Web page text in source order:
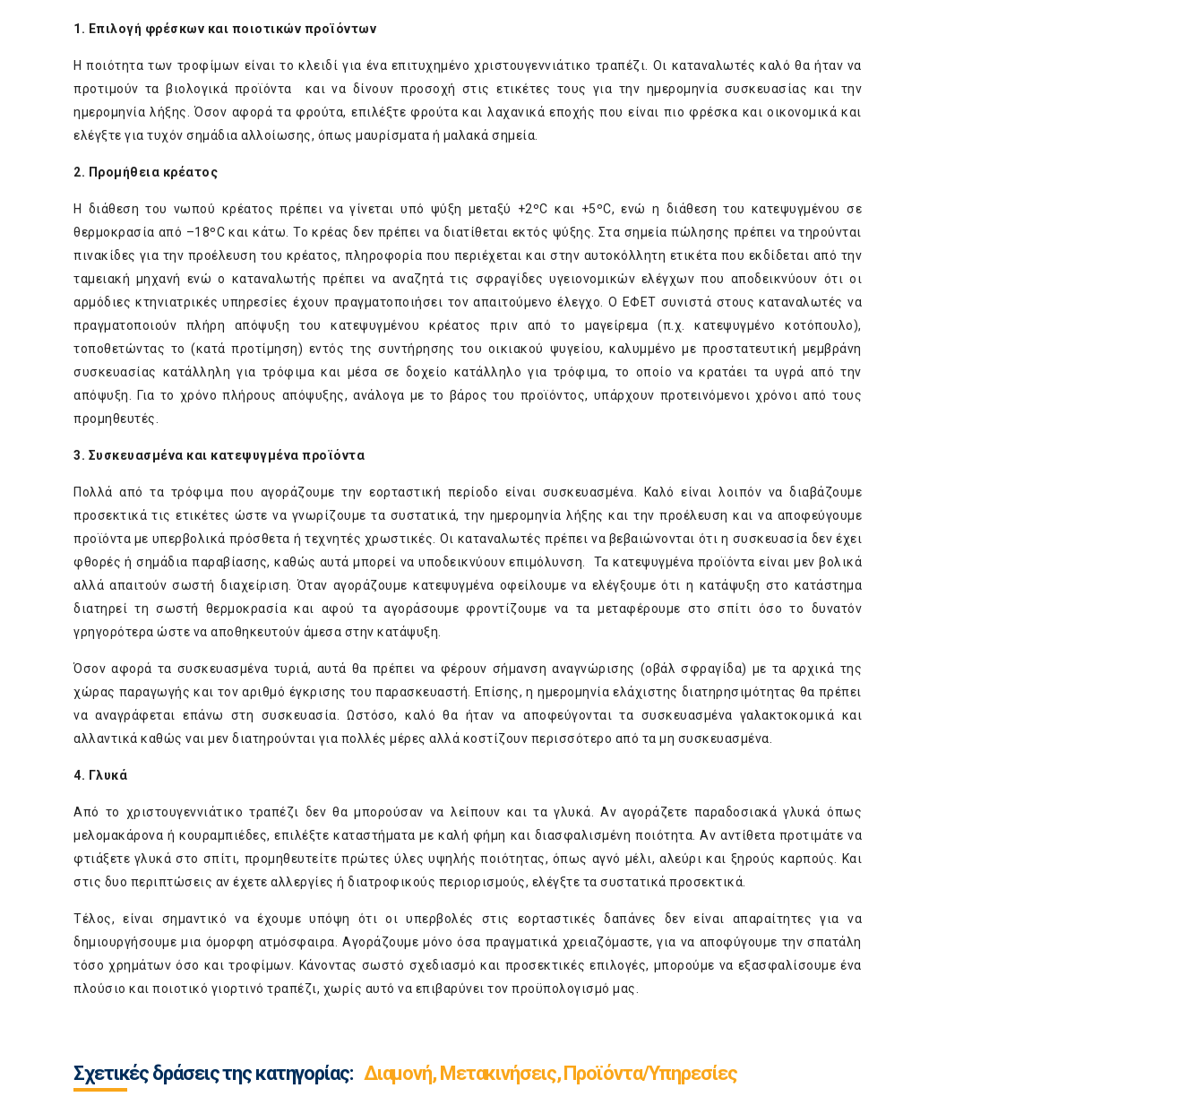
1. Επιλογή φρέσκων και ποιοτικών προϊόντων
Η ποιότητα των τροφίμων είναι το κλειδί για ένα επιτυχημένο χριστουγεννιάτικο τραπέζι. Οι καταναλωτές καλό θα ήταν να
προτιμούν τα βιολογικά προϊόντα και να δίνουν προσοχή στις ετικέτες τους για την ημερομηνία συσκευασίας και την
ημερομηνία λήξης. Όσον αφορά τα φρούτα, επιλέξτε φρούτα και λαχανικά εποχής που είναι πιο φρέσκα και οικονομικά και
ελέγξτε για τυχόν σημάδια αλλοίωσης, όπως μαυρίσματα ή μαλακά σημεία.
2. Π ρομήθεια κρέατος
Η διάθεση του νωπού κρέατος πρέπει να γίνεται υπό ψύξη μεταξύ +2ºC και +5ºC, ενώ η διάθεση του κατεψυγμένου σε
θερμοκρασία από –18ºC και κάτω. Το κρέας δεν πρέπει να διατίθεται εκτός ψύξης. Στα σημεία πώλησης πρέπει να τηρούνται
πινακίδες για την προέλευση του κρέατος, πληροφορία που περιέχεται και στην αυτοκόλλητη ετικέτα που εκδίδεται από την
ταμειακή μηχανή ενώ ο καταναλωτής πρέπει να αναζητά τις σφραγίδες υγειονομικών ελέγχων που αποδεικνύουν ότι οι
αρμόδιες κτηνιατρικές υπηρεσίες έχουν πραγματοποιήσει τον απαιτούμενο έλεγχο. Ο ΕΦΕΤ συνιστά στους καταναλωτές να
πραγματοποιούν πλήρη απόψυξη του κατεψυγμένου κρέατος πριν από το μαγείρεμα (π.χ. κατεψυγμένο κοτόπουλο),
τοποθετώντας το (κατά προτίμηση) εντός της συντήρησης του οικιακού ψυγείου, καλυμμένο με προστατευτική μεμβράνη
συσκευασίας κατάλληλη για τρόφιμα και μέσα σε δοχείο κατάλληλο για τρόφιμα, το οποίο να κρατάει τα υγρά από την
απόψυξη. Για το χρόνο πλήρους απόψυξης, ανάλογα με το βάρος του προϊόντος, υπάρχουν προτεινόμενοι χρόνοι από τους
προμηθευτές.
3. Συσκευασμένα και κατεψυγμένα προϊόντα
Πολλά από τα τρόφιμα που αγοράζουμε την εορταστική περίοδο είναι συσκευασμένα. Καλό είναι λοιπόν να διαβάζουμε
προσεκτικά τις ετικέτες ώστε να γνωρίζουμε τα συστατικά, την ημερομηνία λήξης και την προέλευση και να αποφεύγουμε
προϊόντα με υπερβολικά πρόσθετα ή τεχνητές χρωστικές. Οι καταναλωτές πρέπει να βεβαιώνονται ότι η συσκευασία δεν έχει
φθορές ή σημάδια παραβίασης, καθώς αυτά μπορεί να υποδεικνύουν επιμόλυνση. Τα κατεψυγμένα προϊόντα είναι μεν βολικά
αλλά απαιτούν σωστή διαχείριση. Όταν αγοράζουμε κατεψυγμένα οφείλουμε να ελέγξουμε ότι η κατάψυξη στο κατάστημα
διατηρεί τη σωστή θερμοκρασία και αφού τα αγοράσουμε φροντίζουμε να τα μεταφέρουμε στο σπίτι όσο το δυνατόν
γρηγορότερα ώστε να αποθηκευτούν άμεσα στην κατάψυξη.
Όσον αφορά τα συσκευασμένα τυριά, αυτά θα πρέπει να φέρουν σήμανση αναγνώρισης (οβάλ σφραγίδα) με τα αρχικά της
χώρας παραγωγής και τον αριθμό έγκρισης του παρασκευαστή. Επίσης, η ημερομηνία ελάχιστης διατηρησιμότητας θα πρέπει
να αναγράφεται επάνω στη συσκευασία. Ωστόσο, καλό θα ήταν να αποφεύγονται τα συσκευασμένα γαλακτοκομικά και
αλλαντικά καθώς ναι μεν διατηρούνται για πολλές μέρες αλλά κοστίζουν περισσότερο από τα μη συσκευασμένα.
4. Γλυκά
Από το χριστουγεννιάτικο τραπέζι δεν θα μπορούσαν να λείπουν και τα γλυκά. Αν αγοράζετε παραδοσιακά γλυκά όπως
μελομακάρονα ή κουραμπιέδες, επιλέξτε καταστήματα με καλή φήμη και διασφαλισμένη ποιότητα. Αν αντίθετα προτιμάτε να
φτιάξετε γλυκά στο σπίτι, προμηθευτείτε πρώτες ύλες υψηλής ποιότητας, όπως αγνό μέλι, αλεύρι και ξηρούς καρπούς. Και
στις δυο περιπτώσεις αν έχετε αλλεργίες ή διατροφικούς περιορισμούς, ελέγξτε τα συστατικά προσεκτικά.
Τέλος, είναι σημαντικό να έχουμε υπόψη ότι οι υπερβολές στις εορταστικές δαπάνες δεν είναι απαραίτητες για να
δημιουργήσουμε μια όμορφη ατμόσφαιρα. Αγοράζουμε μόνο όσα πραγματικά χρειαζόμαστε, για να αποφύγουμε την σπατάλη
τόσο χρημάτων όσο και τροφίμων. Κάνοντας σωστό σχεδιασμό και προσεκτικές επιλογές, μπορούμε να εξασφαλίσουμε ένα
πλούσιο και ποιοτικό γιορτινό τραπέζι, χωρίς αυτό να επιβαρύνει τον προϋπολογισμό μας.
Σχετικές δράσεις της κατηγορίας: Διαμονή, Μετακινήσεις, Προϊόντα/Υπηρεσίες